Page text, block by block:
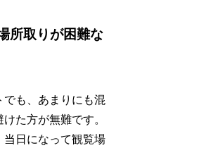
所取りが困難な
でも、あまりにも混
た方が無難です。
当日になって観覧場